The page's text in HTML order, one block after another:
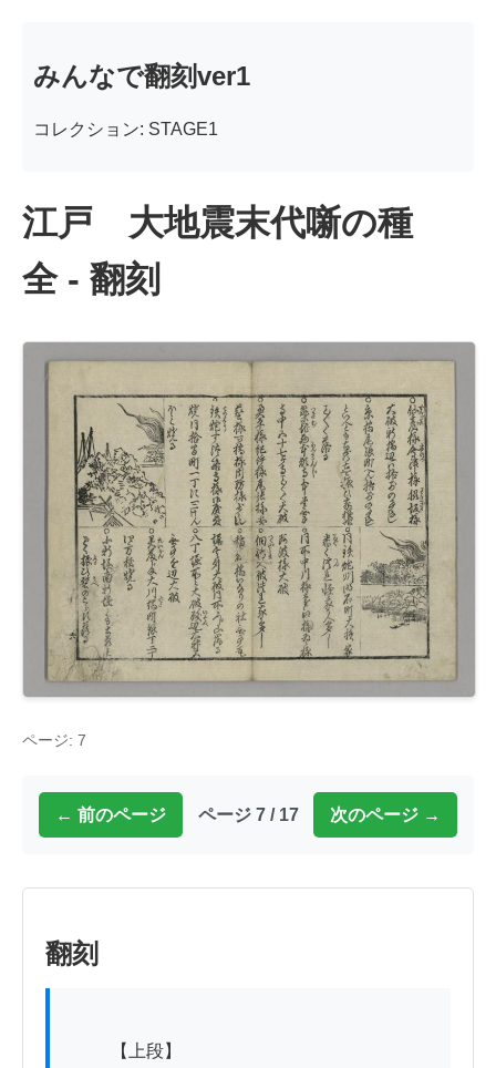
みんなで翻刻ver1
コレクション: STAGE1
江戸 大地震末代噺の種
全 - 翻刻
ページ: 7
← 前のページ ページ 7 / 17 次のページ →
翻刻